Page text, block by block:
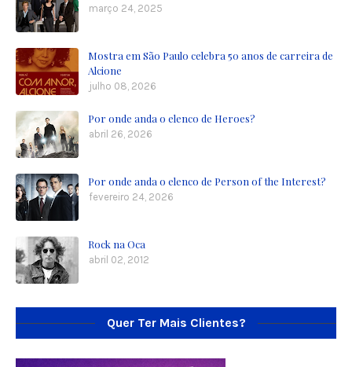
março 24, 2025
Mostra em São Paulo celebra 50 anos de carreira de
Alcione
julho 08, 2026
Por onde anda o elenco de Heroes?
abril 26, 2026
Por onde anda o elenco de Person of the Interest?
fevereiro 24, 2026
Rock na Oca
abril 02, 2012
Quer Ter Mais Clientes?